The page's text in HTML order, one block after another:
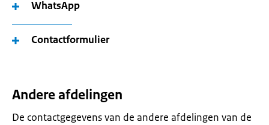
WhatsApp
Contactformulier
Andere afdelingen
De contactgegevens van de andere afdelingen van de